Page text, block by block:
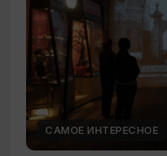
САМОЕ ИНТЕРЕСНОЕ